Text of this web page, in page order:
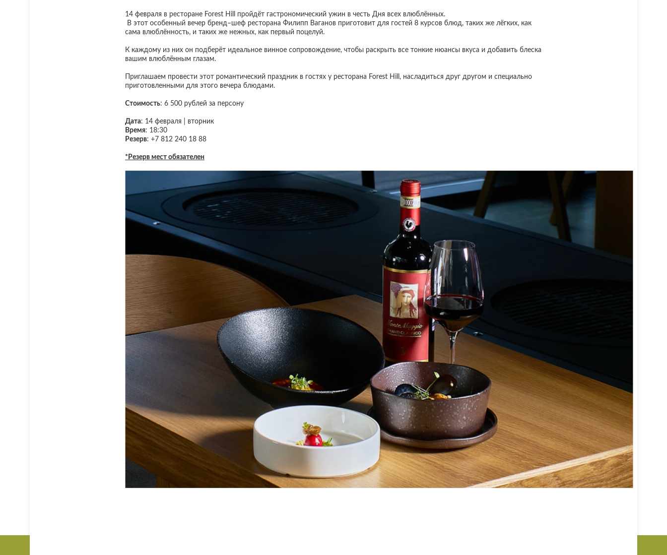
14 февраля в ресторане Forest Hill пройдёт гастрономический ужин в честь Дня всех влюблённых.
В этот особенный вечер бренд–шеф ресторана Филипп Ваганов приготовит для гостей 8 курсов блюд, таких же лёгких, как
сама влюблённость, и таких же нежных, как первый поцелуй.
К каждому из них он подберёт идеальное винное сопровождение, чтобы раскрыть все тонкие нюансы вкуса и добавить блеска
вашим влюблённым глазам.
Приглашаем провести этот романтический праздник в гостях у ресторана Forest Hill, насладиться друг другом и специально
приготовленными для этого вечера блюдами.
Стоимость: 6 500 рублей за персону
Дата: 14 февраля | вторник
Время: 18:30⠀
Резерв: +7 812 240 18 88
*Резерв мест обязателен